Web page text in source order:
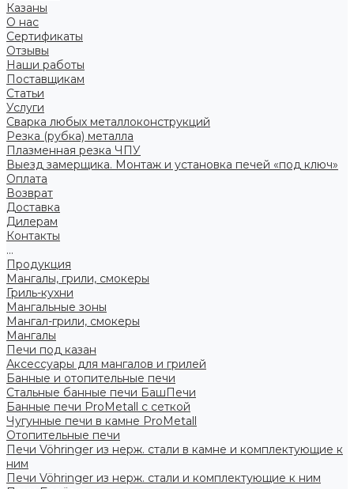
Казаны
О нас
Сертификаты
Отзывы
Наши работы
Поставщикам
Статьи
Услуги
Сварка любых металлоконструкций
Резка (рубка) металла
Плазменная резка ЧПУ
Выезд замерщика. Монтаж и установка печей «под ключ»
Оплата
Возврат
Доставка
Дилерам
Контакты
...
Продукция
Мангалы, грили, смокеры
Гриль-кухни
Мангальные зоны
Мангал-грили, смокеры
Мангалы
Печи под казан
Аксессуары для мангалов и грилей
Банные и отопительные печи
Стальные банные печи БашПечи
Банные печи ProMetall с сеткой
Чугунные печи в камне ProMetall
Отопительные печи
Печи Vöhringer из нерж. стали в камне и комплектующие к
ним
Печи Vöhringer из нерж. стали и комплектующие к ним